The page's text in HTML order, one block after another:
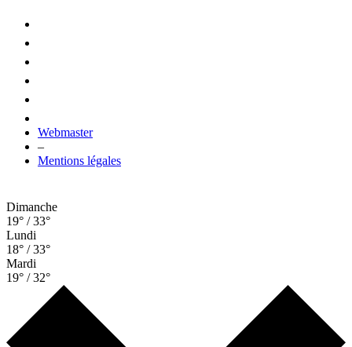
Webmaster
–
Mentions légales
Dimanche
19° / 33°
Lundi
18° / 33°
Mardi
19° / 32°